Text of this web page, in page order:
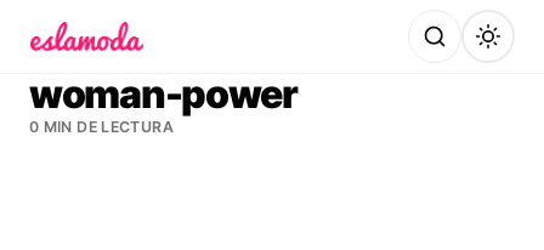
woman-power
0 MIN DE LECTURA